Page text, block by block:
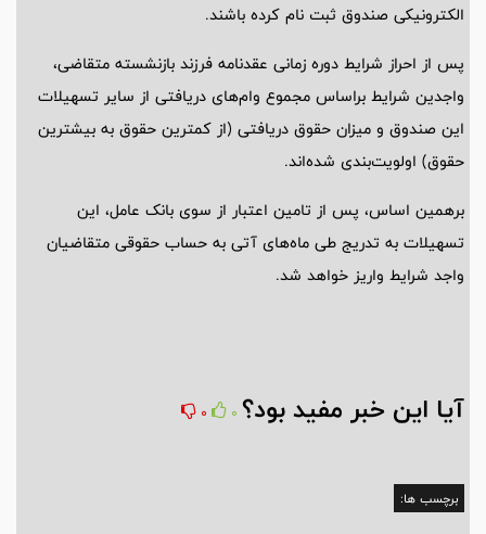
الکترونیکی صندوق ثبت نام کرده باشند.
پس از احراز شرایط دوره زمانی عقدنامه فرزند بازنشسته متقاضی،
واجدین شرایط براساس مجموع وام‌های دریافتی از سایر تسهیلات
این صندوق و میزان حقوق دریافتی (از کمترین حقوق به بیشترین
حقوق) اولویت‌بندی شده‌اند.
برهمین اساس، پس از تامین اعتبار از سوی بانک عامل، این
تسهیلات به تدریج طی ماه‌های آتی به حساب حقوقی متقاضیان
واجد شرایط واریز خواهد شد.
آیا این خبر مفید بود؟ 0
0
برچسب ها: